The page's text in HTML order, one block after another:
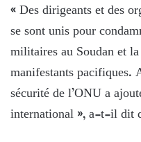
« Des dirigeants et des
se sont unis pour
militaires au Soudan et
manifestants pacifiques.
sécurité de l’ONU a
international », a-t-il dit